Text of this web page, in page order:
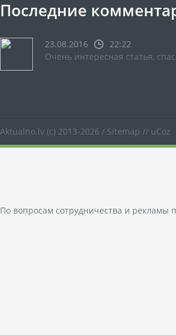
Последние
23.08.2016
22:22
Очень интересная статья,
Aktualno.lv (c) 2013-2026 / Sitemap // uCoz
По вопросам сотрудничества и рекламы